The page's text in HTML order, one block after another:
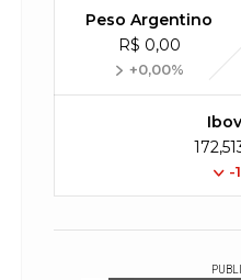
Peso Argentino
R$ 0,00
+0,00%
-